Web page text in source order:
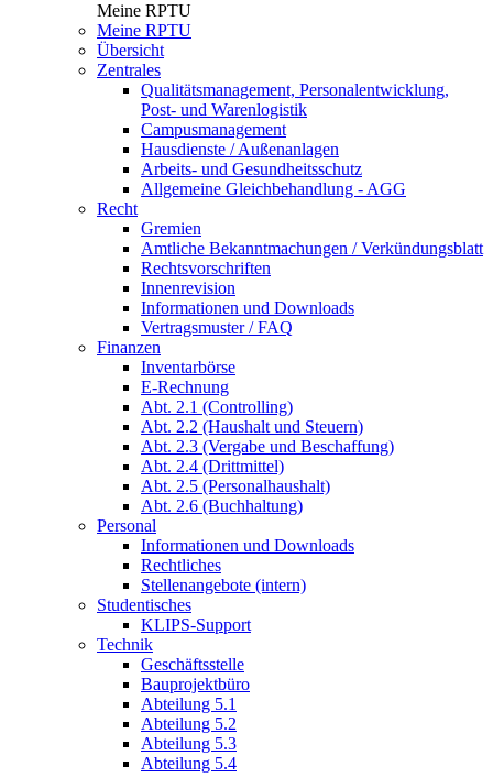
Meine RPTU
Meine RPTU
Übersicht
Zentrales
Qualitätsmanagement, Personalentwicklung,
Post- und Warenlogistik
Campusmanagement
Hausdienste / Außenanlagen
Arbeits- und Gesundheitsschutz
Allgemeine Gleichbehandlung - AGG
Recht
Gremien
Amtliche Bekanntmachungen / Verkündungsblatt
Rechtsvorschriften
Innenrevision
Informationen und Downloads
Vertragsmuster / FAQ
Finanzen
Inventarbörse
E-Rechnung
Abt. 2.1 (Controlling)
Abt. 2.2 (Haushalt und Steuern)
Abt. 2.3 (Vergabe und Beschaffung)
Abt. 2.4 (Drittmittel)
Abt. 2.5 (Personalhaushalt)
Abt. 2.6 (Buchhaltung)
Personal
Informationen und Downloads
Rechtliches
Stellenangebote (intern)
Studentisches
KLIPS-Support
Technik
Geschäftsstelle
Bauprojektbüro
Abteilung 5.1
Abteilung 5.2
Abteilung 5.3
Abteilung 5.4